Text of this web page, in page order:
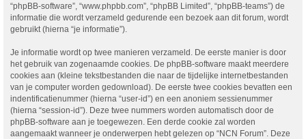
“phpBB-software”, “www.phpbb.com”, “phpBB Limited”, “phpBB-teams”) de
informatie die wordt verzameld gedurende een bezoek aan dit forum, wordt
gebruikt (hierna “je informatie”).
Je informatie wordt op twee manieren verzameld. De eerste manier is door
het gebruik van zogenaamde cookies. De phpBB-software maakt meerdere
cookies aan (kleine tekstbestanden die naar de tijdelijke internetbestanden
van je computer worden gedownload). De eerste twee cookies bevatten een
indentificatienummer (hierna “user-id”) en een anoniem sessienummer
(hierna “session-id”). Deze twee nummers worden automatisch door de
phpBB-software aan je toegewezen. Een derde cookie zal worden
aangemaakt wanneer je onderwerpen hebt gelezen op “NCN Forum”. Deze